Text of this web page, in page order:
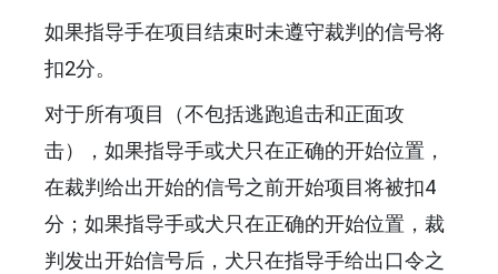
如果指导手在项目结束时未遵守裁判的信号将
扣2分。
对于所有项目（不包括逃跑追击和正面攻
击），如果指导手或犬只在正确的开始位置，
在裁判给出开始的信号之前开始项目将被扣4
分；如果指导手或犬只在正确的开始位置，裁
判发出开始信号后，犬只在指导手给出口令之